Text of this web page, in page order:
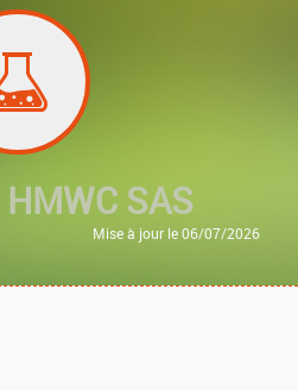
HMWC SAS
Mise à jour le 06/07/2026